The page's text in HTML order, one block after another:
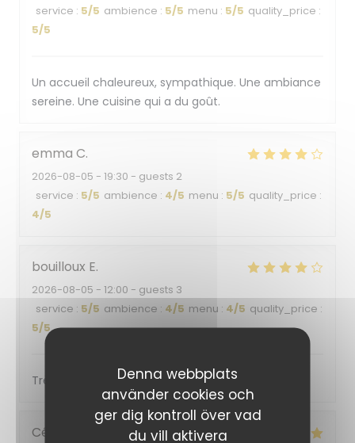
Denna webbplats
använder cookies och
ger dig kontroll över vad
du vill aktivera
service : 5/5 ambience : 5/5 menu : 5/5 quality_price :
5/5
Un accueil chaleureux, sympathique. Une ambiance
sereine. Une cuisine qui a du goût.
emma C
2026-08-05 - 19:30 - guests 2
service : 5/5 ambience : 4/5 menu : 5/5 quality_price :
4/5
bouilloux E
2026-08-05 - 12:00 - guests 3
service : 5/5 ambience : 4/5 menu : 4/5 quality_price :
5/5
Très bon accueil et service
Cécile